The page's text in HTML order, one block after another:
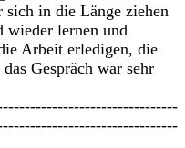
in die Länge ziehen
wieder lernen und
Arbeit erledigen, die
Gespräch war sehr